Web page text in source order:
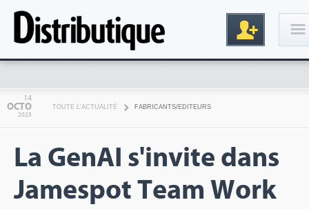
14
OCTO
2025
TOUTE L'ACTUALITÉ FABRICANTS/EDITEURS
La GenAI s'invite dans
Jamespot Team Work